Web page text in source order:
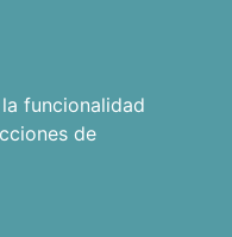
funcionalidad
de